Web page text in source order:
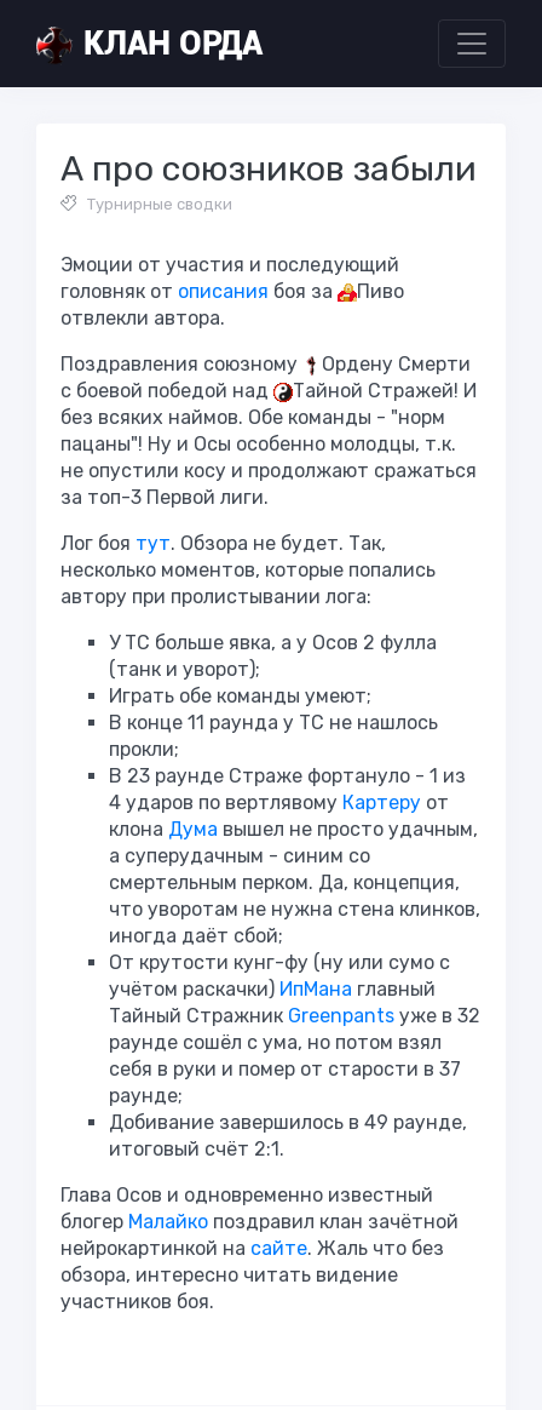
КЛАН ОРДА
А про союзников забыли
Турнирные сводки
Эмоции от участия и последующий
головняк от описания боя за
Пиво
отвлекли автора.
Поздравления союзному
Ордену Смерти
с боевой победой над
Тайной Стражей! И
без всяких наймов. Обе команды - "норм
пацаны"! Ну и Осы особенно молодцы, т.к.
не опустили косу и продолжают сражаться
за топ-3 Первой лиги.
Лог боя тут. Обзора не будет. Так,
несколько моментов, которые попались
автору при пролистывании лога:
У ТС больше явка, а у Осов 2 фулла
(танк и уворот);
Играть обе команды умеют;
В конце 11 раунда у ТС не нашлось
прокли;
В 23 раунде Страже фортануло - 1 из
4 ударов по вертлявому Картеру от
клона Дума вышел не просто удачным,
а суперудачным - синим со
смертельным перком. Да, концепция,
что уворотам не нужна стена клинков,
иногда даёт сбой;
От крутости кунг-фу (ну или сумо с
учётом раскачки) ИпМана главный
Тайный Стражник Greenpants уже в 32
раунде сошёл с ума, но потом взял
себя в руки и помер от старости в 37
раунде;
Добивание завершилось в 49 раунде,
итоговый счёт 2:1.
Глава Осов и одновременно известный
блогер Малайко поздравил клан зачётной
нейрокартинкой на сайте. Жаль что без
обзора, интересно читать видение
участников боя.